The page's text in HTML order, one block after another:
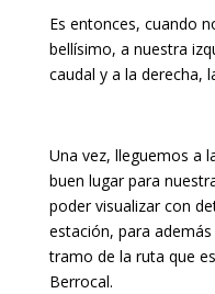
Es entonces, cuando
bellísimo, a nuestra
caudal y a la derecha,
Una vez, lleguemos a
buen lugar para
poder visualizar con
estación, para
tramo de la ruta que
Berrocal.